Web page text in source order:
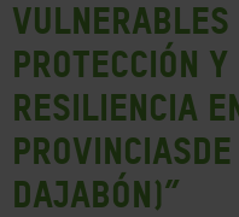
vulnerables
protección
resiliencia
Dajabón)”